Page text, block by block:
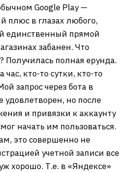
Google Play —
в глазах любого,
единственный прямой
забанен. Что
Получилась полная ерунда.
час, кто-то сутки, кто-то
запрос через бота в
удовлетворен, но после
и привязки к аккаунту
начать им пользоваться.
это совершенно не
учетной записи все
хорошо. Т.е. в «Яндексе»